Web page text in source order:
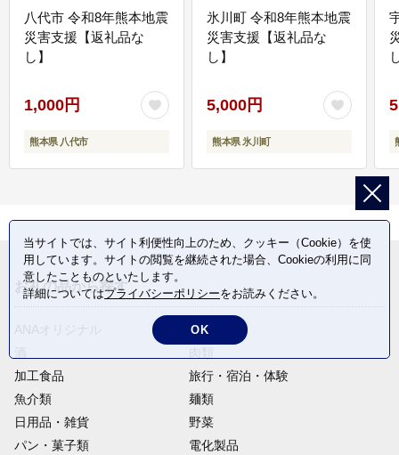
八代市 令和8年熊本地震
災害支援【返礼品な
し】
1,000円
熊本県 八代市
氷川町 令和8年熊本地震
災害支援【返礼品な
し】
5,000円
熊本県 氷川町
お礼の品から探す
定期便
加工食品
旅行・宿泊・体験
魚介類
麺類
日用品・雑貨
野菜
パン・菓子類
電化製品
当サイトでは、サイト利便性向上のため、クッキー（Cookie）を使
用しています。サイトの閲覧を継続された場合、Cookieの利用に同
意したことものといたします。
詳細についてはプライバシーポリシーをお読みください。
OK